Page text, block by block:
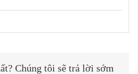
Chúng tôi sẽ trả lời sớm